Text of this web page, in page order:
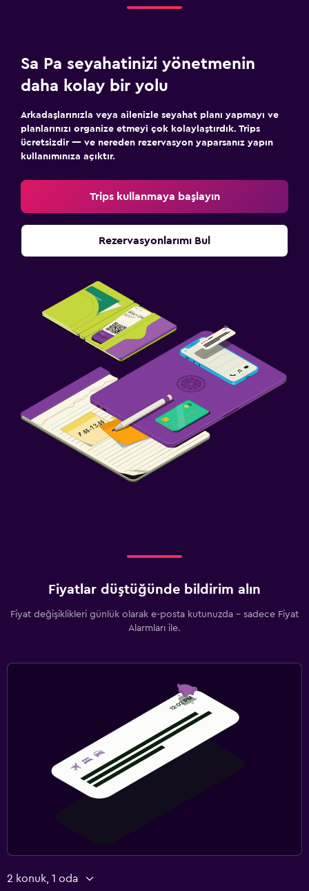
24 saat güvenlik
Çamaşırhane
Çamaşır yıkama tesisleri
Ütüleme servisi
Bisiklet kiralama
Bebek veya çocuk bakımı
Sa Pa seyahatinizi yönetmenin
daha kolay bir yolu
Arkadaşlarınızla veya ailenizle seyahat planı yapmayı ve
planlarınızı organize etmeyi çok kolaylaştırdık. Trips
ücretsizdir — ve nereden rezervasyon yaparsanız yapın
kullanımınıza açıktır.
Trips kullanmaya başlayın
Rezervasyonlarımı Bul
Fiyatlar düştüğünde bildirim alın
Fiyat değişiklikleri günlük olarak e-posta kutunuzda - sadece Fiyat
Alarmları ile.
2 konuk, 1 oda